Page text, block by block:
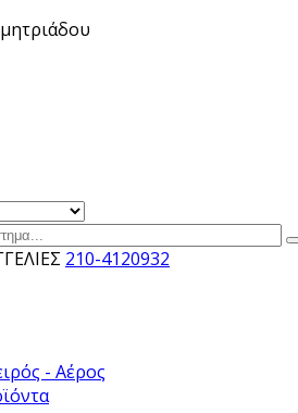
210-4120932
- Αέρος